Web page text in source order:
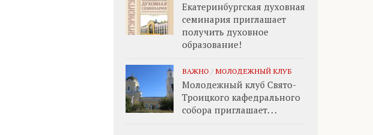
Екатеринбургская духовная
семинария приглашает
получить духовное
образование!
ВАЖНО / МОЛОДЕЖНЫЙ КЛУБ
Молодежный клуб Свято-
Троицкого кафедрального
собора приглашает. . .